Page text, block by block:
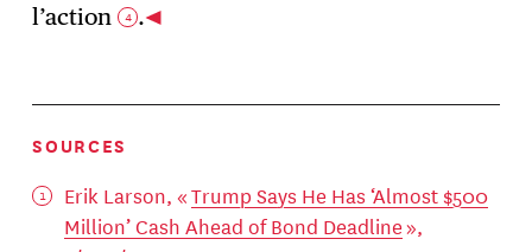
l’action 4 .
SOURCES
Erik Larson, «Trump Says He Has ‘Almost $500
Million’ Cash Ahead of Bond Deadline»,